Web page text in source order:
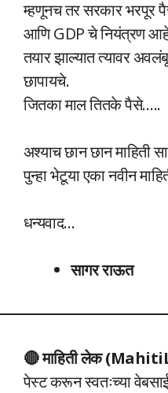
म्हणूनच तर सरकार भरपूर
आणि GDP चे नियंत्रण
तयार झाल्यात त्यावर
छापायचे.
जितका माल तितके पैसे…..
अश्याच छान छान माहिती
पुन्हा भेटूया एका नवीन
धन्यवाद…
सागर राऊत
🔴 माहिती लेक
पेस्ट करून स्वतःच्या